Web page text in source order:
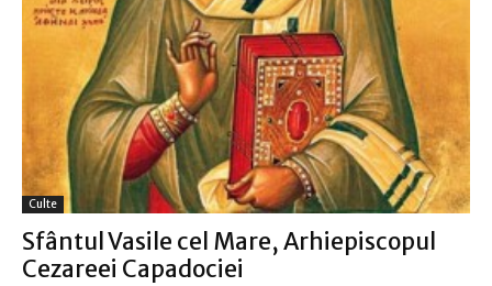
Culte
Sfântul Vasile cel Mare, Arhiepiscopul
Cezareei Capadociei